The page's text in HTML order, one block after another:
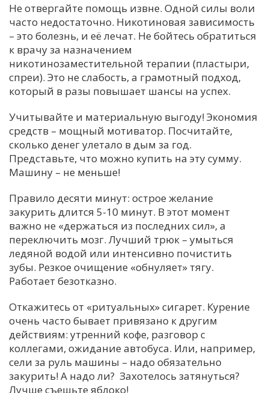
Не отвергайте помощь извне. Одной силы воли
часто недостаточно. Никотиновая зависимость
– это болезнь, и её лечат. Не бойтесь обратиться
к врачу за назначением
никотинозаместительной терапии (пластыри,
спреи). Это не слабость, а грамотный подход,
который в разы повышает шансы на успех.
Учитывайте и материальную выгоду! Экономия
средств – мощный мотиватор. Посчитайте,
сколько денег улетало в дым за год.
Представьте, что можно купить на эту сумму.
Машину – не меньше!
Правило десяти минут: острое желание
закурить длится 5-10 минут. В этот момент
важно не «держаться из последних сил», а
переключить мозг. Лучший трюк – умыться
ледяной водой или интенсивно почистить
зубы. Резкое очищение «обнуляет» тягу.
Работает безотказно.
Откажитесь от «ритуальных» сигарет. Курение
очень часто бывает привязано к другим
действиям: утренний кофе, разговор с
коллегами, ожидание автобуса. Или, например,
сели за руль машины – надо обязательно
закурить! А надо ли? Захотелось затянуться?
Лучше съешьте яблоко!